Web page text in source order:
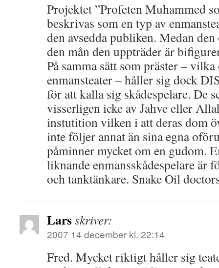
Projektet ”Profeten Muhammed
beskrivas som en typ av
den avsedda publiken. Medan
den mån den uppträder är
På samma sätt som präster – vilka
enmansteater – håller sig dock
för att kalla sig skådespelare. De
visserligen icke av Jahve eller
instutition vilken i att deras dom
inte följer annat än sina egna
påminner mycket om en gudom.
liknande enmansskådespelare
och tanktänkare. Snake Oil
Larsskriver:
2007 14 december kl. 22:14
Fred. Mycket riktigt håller sig